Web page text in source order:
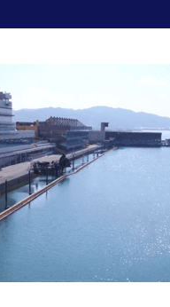
勝履歴
＆新人選手紹介